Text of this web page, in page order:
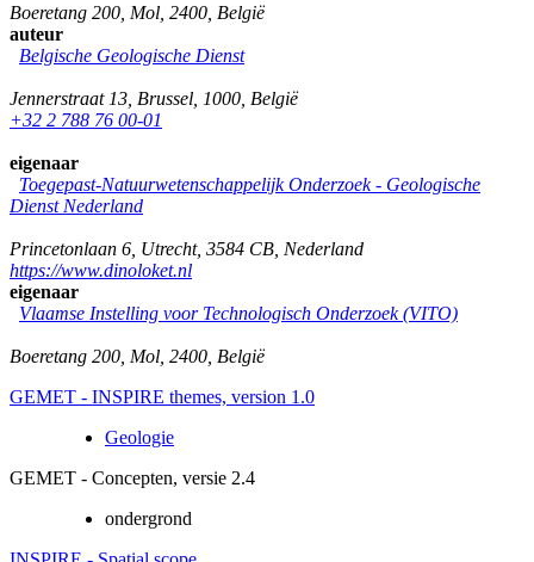
Boeretang 200 Mol 2400 België
auteur
Belgische Geologische Dienst
Jennerstraat 13 Brussel 1000 België
+32 2 788 76 00-01
eigenaar
Toegepast-Natuurwetenschappelijk Onderzoek - Geologische
Dienst Nederland
Princetonlaan 6 Utrecht, 3584 CB Nederland
https://www.dinoloket.nl
eigenaar
Vlaamse Instelling voor Technologisch Onderzoek (VITO)
Boeretang 200 Mol 2400 België
GEMET - INSPIRE themes, version 1.0
Geologie
GEMET - Concepten, versie 2.4
ondergrond